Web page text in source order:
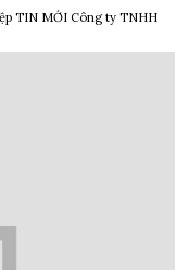
TIN MỚI Công ty TNHH